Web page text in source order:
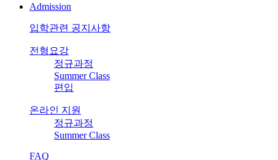
Admission
입학관련 공지사항
전형요강
정규과정
Summer Class
편입
온라인 지원
정규과정
Summer Class
FAQ